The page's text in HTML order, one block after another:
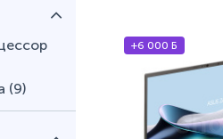
(9)
+6 000 Б